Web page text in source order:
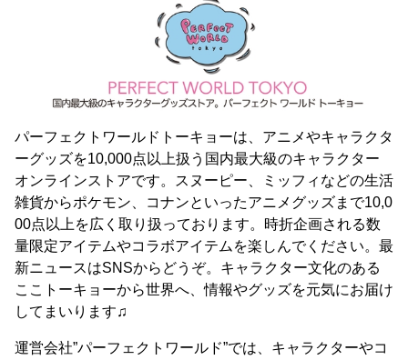
パーフェクトワールドトーキョーは、アニメやキャラクタ
ーグッズを10,000点以上扱う国内最大級のキャラクター
オンラインストアです。スヌーピー、ミッフィなどの生活
雑貨からポケモン、コナンといったアニメグッズまで10,0
00点以上を広く取り扱っております。時折企画される数
量限定アイテムやコラボアイテムを楽しんでください。最
新ニュースはSNSからどうぞ。キャラクター文化のある
ここトーキョーから世界へ、情報やグッズを元気にお届け
してまいります♫
運営会社”パーフェクトワールド”では、キャラクターやコ